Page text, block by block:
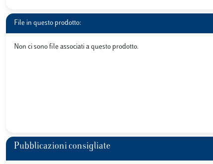
File in questo prodotto:
Non ci sono file associati a questo prodotto.
Pubblicazioni consigliate